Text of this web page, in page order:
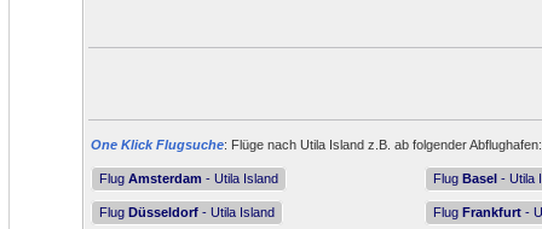
One Klick Flugsuche: Flüge nach Utila Island z.B. ab folgender Abflughafen:
Flug Amsterdam - Utila Island Flug Basel - Utila
Flug Düsseldorf - Utila Island Flug Frankfurt -